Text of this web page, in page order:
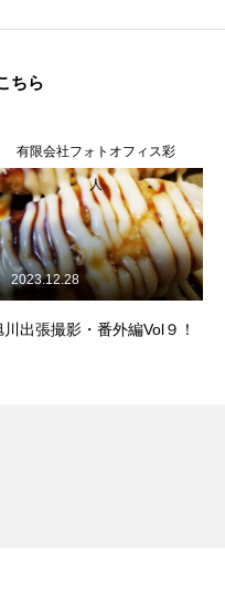
ちら
有限会社フォトオフィス彩
人
川出張撮影・番外編Vol９！
2023.12.28